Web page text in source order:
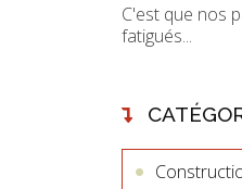
C'est que nos
fatigués...